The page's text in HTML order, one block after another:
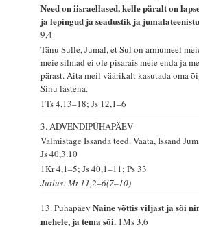
Need on iisraellased, kelle päralt on
ja lepingud ja seadustik ja
9,4
Tänu Sulle, Jumal, et Sul on armumeel
meie silmad ei ole pisarais meie enda ja
pärast. Aita meil väärikalt kasutada oma
Sinu lastena.
1Ts 4,13–18; Js 12,1–6
3. ADVENDIPÜHAPÄEV
Valmistage Issanda teed. Vaata, Issand
Js 40,3.10
1Kr 4,1–5; Js 40,1–11; Ps 33
Jutlus: Mt 11,2–6(7–10)
13. PühapäevNaine võttis viljast ja sõi
mehele, ja tema sõi. 1Ms 3,6